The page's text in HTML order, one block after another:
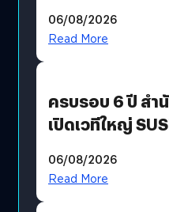
Revenue เร่งเค
06/08/2026
Read More
ครบรอบ 6 ปี สำ
เปิดเวทีใหญ่
แนวทางปรับตัวสู่
06/08/2026
Read More